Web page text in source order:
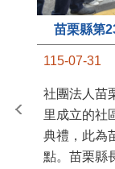
苗栗縣第
115-07-31
社團法人苗
里成立的社
典禮，此為
點。苗栗縣